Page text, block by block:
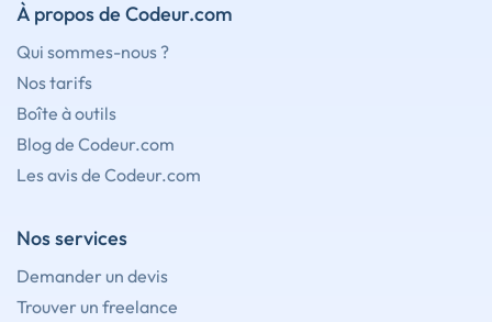
À propos de Codeur.com
Qui sommes-nous ?
Nos tarifs
Boîte à outils
Blog de Codeur.com
Les avis de Codeur.com
Nos services
Demander un devis
Trouver un freelance